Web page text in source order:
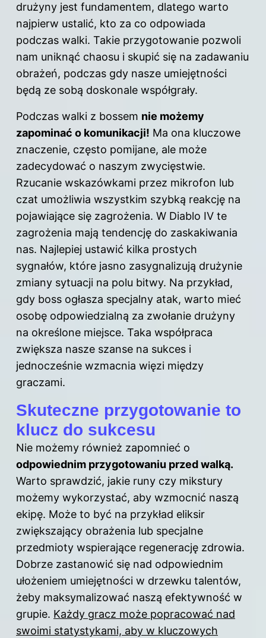
drużyny jest fundamentem, dlatego warto
najpierw ustalić, kto za co odpowiada
podczas walki. Takie przygotowanie pozwoli
nam uniknąć chaosu i skupić się na zadawaniu
obrażeń, podczas gdy nasze umiejętności
będą ze sobą doskonale współgrały.
Podczas walki z bossem nie możemy
zapominać o komunikacji! Ma ona kluczowe
znaczenie, często pomijane, ale może
zadecydować o naszym zwycięstwie.
Rzucanie wskazówkami przez mikrofon lub
czat umożliwia wszystkim szybką reakcję na
pojawiające się zagrożenia. W Diablo IV te
zagrożenia mają tendencję do zaskakiwania
nas. Najlepiej ustawić kilka prostych
sygnałów, które jasno zasygnalizują drużynie
zmiany sytuacji na polu bitwy. Na przykład,
gdy boss ogłasza specjalny atak, warto mieć
osobę odpowiedzialną za zwołanie drużyny
na określone miejsce. Taka współpraca
zwiększa nasze szanse na sukces i
jednocześnie wzmacnia więzi między
graczami.
Skuteczne przygotowanie to
klucz do sukcesu
Nie możemy również zapomnieć o
odpowiednim przygotowaniu przed walką.
Warto sprawdzić, jakie runy czy mikstury
możemy wykorzystać, aby wzmocnić naszą
ekipę. Może to być na przykład eliksir
zwiększający obrażenia lub specjalne
przedmioty wspierające regenerację zdrowia.
Dobrze zastanowić się nad odpowiednim
ułożeniem umiejętności w drzewku talentów,
żeby maksymalizować naszą efektywność w
grupie. Każdy gracz może popracować nad
swoimi statystykami, aby w kluczowych